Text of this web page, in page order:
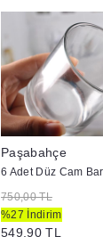
Paşabahçe
750,00 TL
%27 İndirim
549,90 TL